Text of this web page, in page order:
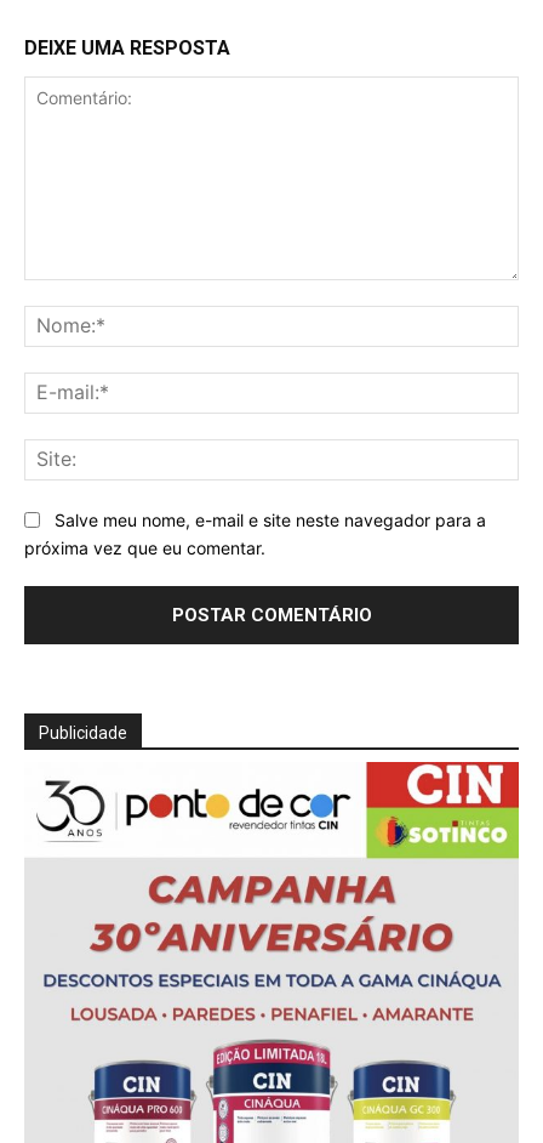
DEIXE UMA RESPOSTA
Salve meu nome, e-mail e site neste navegador para a
próxima vez que eu comentar.
Publicidade